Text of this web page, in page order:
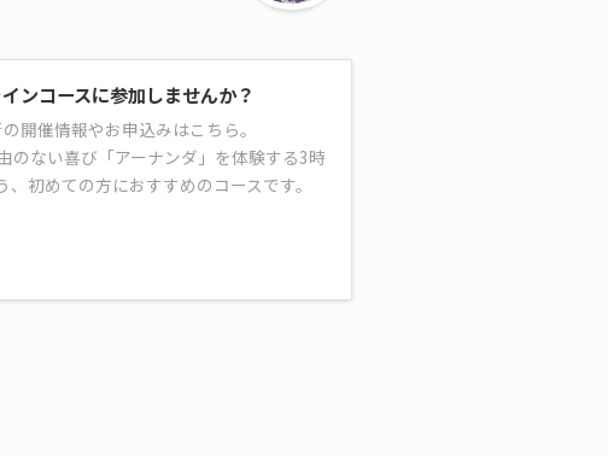
ンコースに参加しませんか？
開催情報やお申込みはこちら。
のない喜び「アーナンダ」を体験する3時
初めての方におすすめのコースです。